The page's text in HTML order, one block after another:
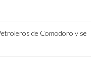
de Comodoro y se